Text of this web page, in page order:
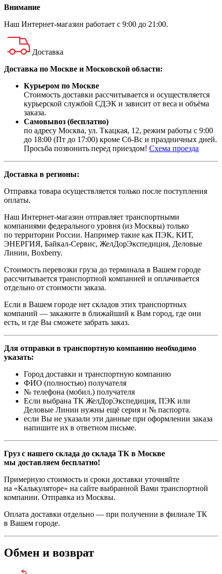
Внимание
Наш Интернет-магазин работает с 9:00 до 21:00.
Доставка
Доставка по Москве и Московской области:
Курьером по Москве
Стоимость доставки рассчитывается и осуществляется
курьерской службой СДЭК и зависит от веса и объёма
заказа.
Самовывоз (бесплатно)
по адресу Москва, ул. Ткацкая, 12, режим работы с 9:00
до 18:00 (Пт до 17:00) кроме Сб-Вс и праздничных дней.
Просьба позвонить перед приездом! Схема проезда
Доставка в регионы:
Отправка товара осуществляется только после поступления
оплаты.
Наш Интернет-магазин отправляет транспортными
компаниями федерального уровня (из Москвы) только
по территории России. Например такие как ПЭК, КИТ,
ЭНЕРГИЯ, Байкал-Сервис, ЖелДорЭкспедиция, Деловые
Линии, Boxberry.
Стоимость перевозки груза до терминала в Вашем городе
рассчитывается транспортной компанией и оплачивается
отдельно от стоимости заказа.
Если в Вашем городе нет складов этих транспортных
компаний — закажите в ближайший к Вам город, где они
есть, и где Вы сможете забрать заказ.
Для отправки в транспортную компанию необходимо
указать:
Город доставки и транспортную компанию
ФИО (полностью) получателя
№ телефона (мобил.) получателя
Если выбрана ТК ЖелДорЭкспедиция, ПЭК или
Деловые Линии нужны ещё серия и № паспорта.
если Вы не указали эти данные при оформлении заказа
напишите их в ответном письме.
Груз с нашего склада до склада ТК в Москве
мы доставляем бесплатно!
Примерную стоимость и сроки доставки уточняйте
на «Калькуляторе» на сайте выбранной Вами транспортной
компании. Отправка из Москвы.
Оплата доставки отдельно — при получении в филиале ТК
в Вашем городе.
Обмен и возврат